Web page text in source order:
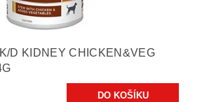
D KIDNEY CHICKEN&VEG